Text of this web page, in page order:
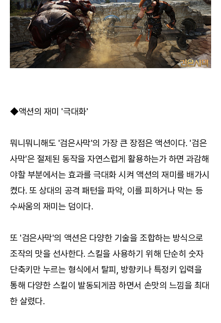
◆액션의 재미 '극대화'
뭐니뭐니해도 '검은사막'의 가장 큰 장점은 액션이다. '검은
사막'은 절제된 동작을 자연스럽게 활용하는가 하면 과감해
야할 부분에서는 효과를 극대화 시켜 액션의 재미를 배가시
켰다. 또 상대의 공격 패턴을 파악, 이를 피하거나 막는 등
수싸움의 재미는 덤이다.
또 '검은사막'의 액션은 다양한 기술을 조합하는 방식으로
조작의 맛을 선사한다. 스킬을 사용하기 위해 단순히 숫자
단축키만 누르는 형식에서 탈피, 방향키나 특정키 입력을
통해 다양한 스킬이 발동되게끔 하면서 손맛의 느낌을 최대
한 살렸다.